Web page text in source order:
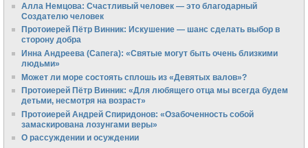
Алла Немцова: Счастливый человек — это благодарный
Создателю человек
Протоиерей Пётр Винник: Искушение — шанс сделать выбор в
сторону добра
Инна Андреева (Сапега): «Святые могут быть очень близкими
людьми»
Может ли море состоять сплошь из «Девятых валов»?
Протоиерей Пётр Винник: «Для любящего отца мы всегда будем
детьми, несмотря на возраст»
Протоиерей Андрей Спиридонов: «Озабоченность собой
замаскирована лозунгами веры»
О рассуждении и осуждении